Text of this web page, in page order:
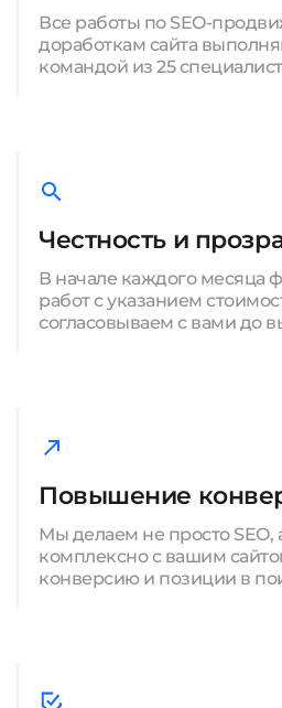
Все работы по SEO-
доработкам сайта
командой из 25
Честность и
В начале каждого месяца
работ с указанием
согласовываем с вами до
Повышение
Мы делаем не просто SEO,
комплексно с вашим
конверсию и позиции в